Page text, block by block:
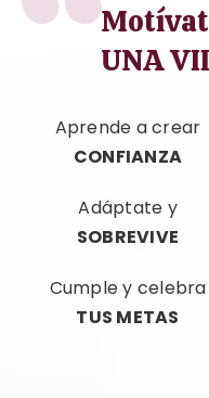
UNA
Aprende a crear
CONFIANZA
Adáptate y
SOBREVIVE
Cumple y celebra
TUS METAS